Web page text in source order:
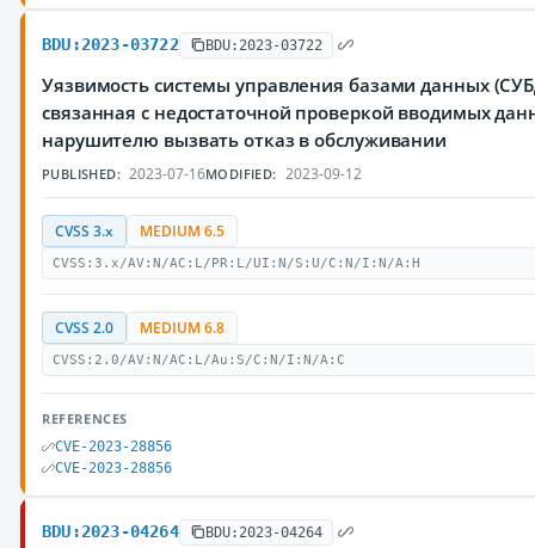
BDU:2023-03722 BDU:2023-03722
Уязвимость системы управления базами данных
связанная с недостаточной проверкой вводимых
нарушителю вызвать отказ в обслуживании
PUBLISHED: 2023-07-16MODIFIED: 2023-09-12
CVSS 3.x MEDIUM 6.5
CVSS:3.x/AV:N/AC:L/PR:L/UI:N/S:U/C:N/I:N/A:H
CVSS 2.0 MEDIUM 6.8
CVSS:2.0/AV:N/AC:L/Au:S/C:N/I:N/A:C
REFERENCES
CVE-2023-28856
CVE-2023-28856
BDU:2023-04264 BDU:2023-04264